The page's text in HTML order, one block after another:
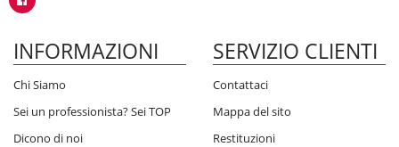
INFORMAZIONI
Chi Siamo
Sei un professionista? Sei TOP
Dicono di noi
SERVIZIO CLIENTI
Contattaci
Mappa del sito
Restituzioni